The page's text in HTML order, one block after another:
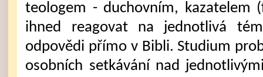
teologem - duchovním, kazatelem
ihned reagovat na jednotlivá
odpovědi přímo v Bibli. Studium
osobních setkávání nad